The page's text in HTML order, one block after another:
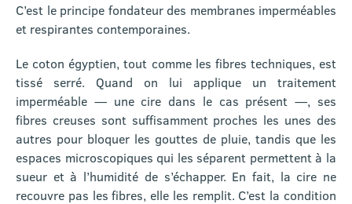
C’est le principe fondateur des membranes imperméables
et respirantes contemporaines.
Le coton égyptien, tout comme les fibres techniques, est
tissé serré. Quand on lui applique un traitement
imperméable — une cire dans le cas présent —, ses
fibres creuses sont suffisamment proches les unes des
autres pour bloquer les gouttes de pluie, tandis que les
espaces microscopiques qui les séparent permettent à la
sueur et à l’humidité de s’échapper. En fait, la cire ne
recouvre pas les fibres, elle les remplit. C’est la condition